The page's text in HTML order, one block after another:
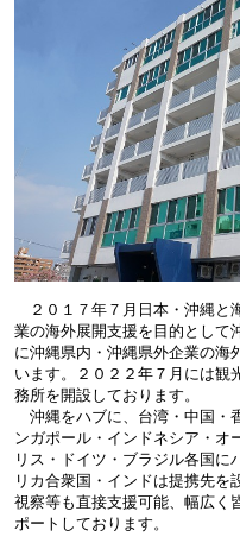
２０１７年７月日本・沖縄と
業の海外展開支援を目的として
に沖縄県内・沖縄県外企業の海
います。２０２２年７月には観
務所を開設しております。
沖縄をハブに、台湾・中国・
ンガポール・インドネシア・オ
リス・ドイツ・ブラジル各国に
リカ合衆国・インドは提携先を
視察等も直接支援可能、幅広く
ポートしております。